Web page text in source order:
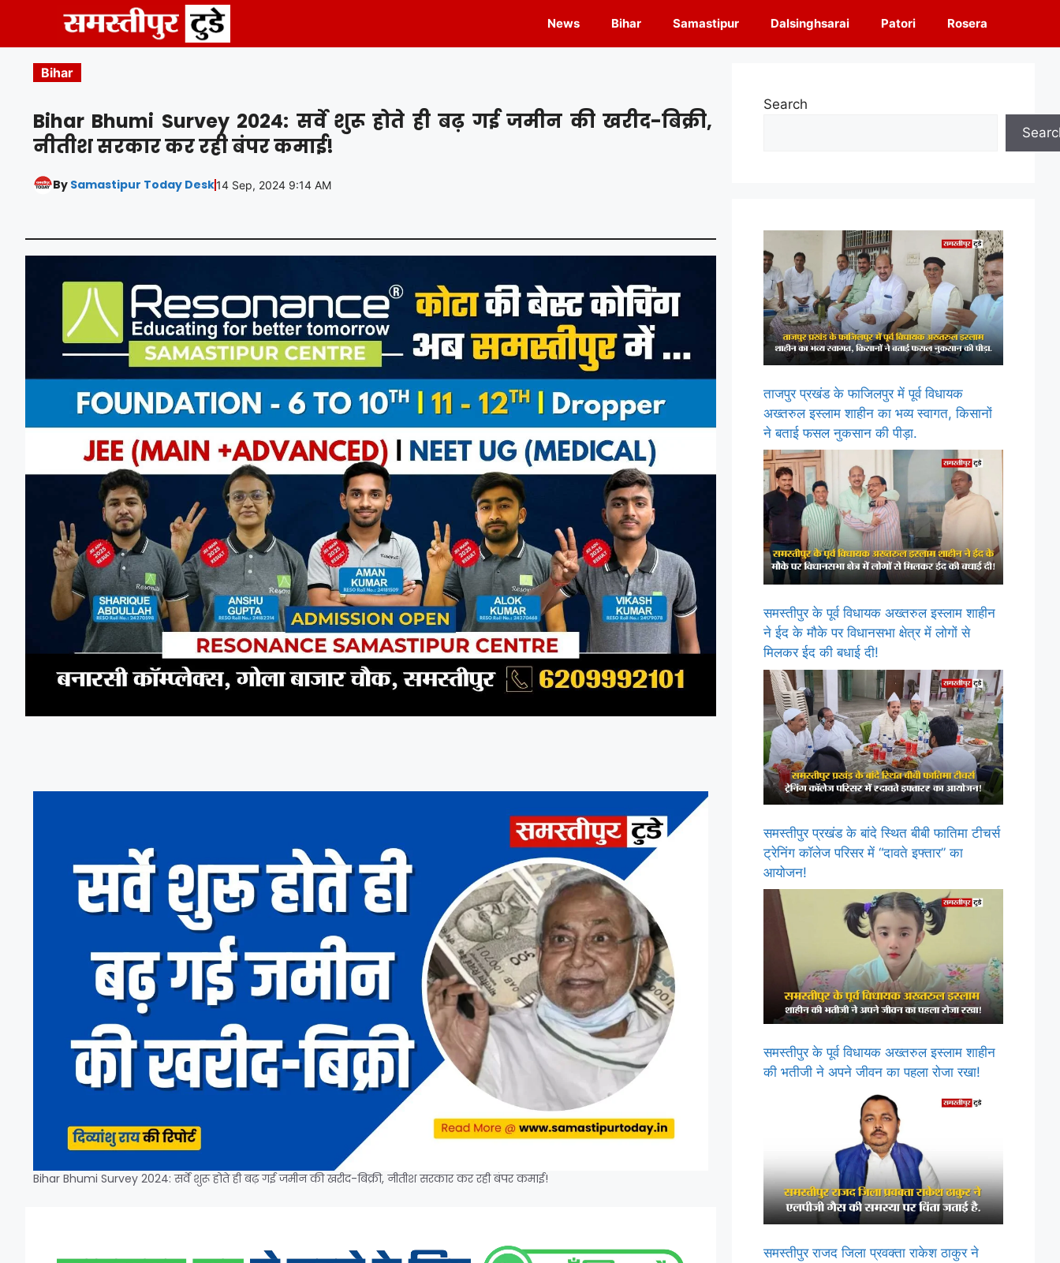
content
News Bihar Samastipur Dalsinghsarai Patori Rosera
Bihar
Bihar Bhumi Survey 2024: सर्वे शुरू होते ही बढ़ गई जमीन की खरीद-बिक्री,
नीतीश सरकार कर रही बंपर कमाई!
By Samastipur Today Desk14 Sep, 2024 9:14 AM
Bihar Bhumi Survey 2024: सर्वे शुरू होते ही बढ़ गई जमीन की खरीद-बिक्री, नीतीश सरकार कर रही बंपर कमाई!
Search
ताजपुर प्रखंड के फाजिलपुर में पूर्व विधायक
अख्तरुल इस्लाम शाहीन का भव्य स्वागत, किसानों
ने बताई फसल नुकसान की पीड़ा.
समस्तीपुर के पूर्व विधायक अख्तरुल इस्लाम शाहीन
ने ईद के मौके पर विधानसभा क्षेत्र में लोगों से
मिलकर ईद की बधाई दी!
समस्तीपुर प्रखंड के बांदे स्थित बीबी फातिमा टीचर्स
ट्रेनिंग कॉलेज परिसर में “दावते इफ्तार” का
आयोजन!
समस्तीपुर के पूर्व विधायक अख्तरुल इस्लाम शाहीन
की भतीजी ने अपने जीवन का पहला रोजा रखा!
समस्तीपुर राजद जिला प्रवक्ता राकेश ठाकुर ने